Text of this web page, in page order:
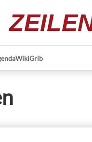
WikiGrib